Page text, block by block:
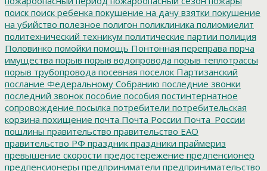
поиск поиск ребенка покушение на дачу взятки покушение
на убийство полезное полигон поликлиника полиомиелит
политехнический техникум политические партии полиция
Половинко помойки помощь Понтонная переправа порча
имущества порыв порыв водопровода порыв теплотрассы
порыв трубопровода посевная поселок Партизанский
послание Федеральному Собранию последние звонки
последний звонок пособие пособия постинтернатное
сопровождение посылка потребители потребительская
корзина похищение почта Почта России Почта_России
пошлины правительство правительство ЕАО
правительство РФ праздник праздники праймериз
превышение скорости предостережение предпенсионер
предпенсионеры предприниматели предпринимательство